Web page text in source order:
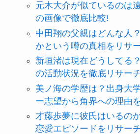
元木大介が似ているのは
の画像で徹底比較!
中田翔の父親はどんな人
かという噂の真相をリサ
新垣渚は現在どうしてる
の活動状況を徹底リサーチ
美ノ海の学歴は？出身大
ー志望から角界への理由
才藤歩夢に彼氏はいるの
恋愛エピソードをリサーチ